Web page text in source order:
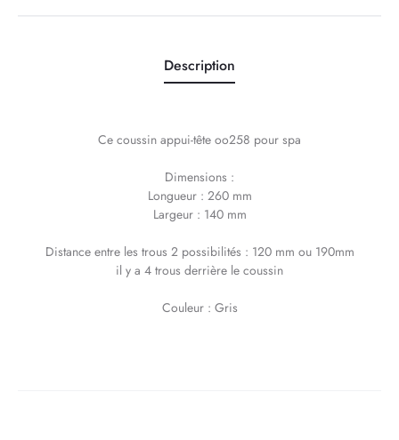
Description
Ce coussin appui-tête oo258 pour spa
Dimensions :
Longueur : 260 mm
Largeur : 140 mm
Distance entre les trous 2 possibilités : 120 mm ou 190mm
il y a 4 trous derrière le coussin
Couleur : Gris